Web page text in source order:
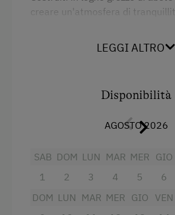
Vacanza Attiva
Attività Invernale
creare un'atmosfera di
Vista sulla montagna
Doccia
LEGGI ALTRO
Disponibilità
AGOSTO 2026
SAB
1
DOM
2
LUN
3
MAR
4
MER
5
GIO
6
DOM LUN MAR MER GIO
VEN